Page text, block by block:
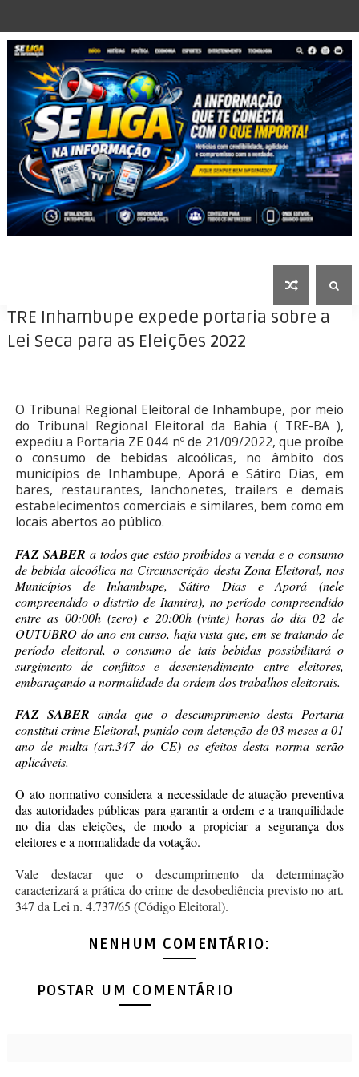
TRE Inhambupe expede portaria sobre a
Lei Seca para as Eleições 2022
O Tribunal Regional Eleitoral de Inhambupe, por meio
do Tribunal Regional Eleitoral da Bahia ( TRE-BA ),
expediu a Portaria ZE 044 nº de 21/09/2022, que proíbe
o consumo de bebidas alcoólicas, no âmbito dos
municípios de Inhambupe, Aporá e Sátiro Dias, em
bares, restaurantes, lanchonetes, trailers e demais
estabelecimentos comerciais e similares, bem como em
locais abertos ao público.
FAZ SABER a todos que estão proibidos a venda e o consumo
de bebida alcoólica na Circunscrição desta Zona Eleitoral, nos
Municípios de Inhambupe, Sátiro Dias e Aporá (nele
compreendido o distrito de Itamira), no período compreendido
entre as 00:00h (zero) e 20:00h (vinte) horas do dia 02 de
OUTUBRO do ano em curso, haja vista que, em se tratando de
período eleitoral, o consumo de tais bebidas possibilitará o
surgimento de conflitos e desentendimento entre eleitores,
embaraçando a normalidade da ordem dos trabalhos eleitorais.
FAZ SABER ainda que o descumprimento desta Portaria
constitui crime Eleitoral, punido com detenção de 03 meses a 01
ano de multa (art.347 do CE) os efeitos desta norma serão
aplicáveis.
O ato normativo considera a necessidade de atuação preventiva
das autoridades públicas para garantir a ordem e a tranquilidade
no dia das eleições, de modo a propiciar a segurança dos
eleitores e a normalidade da votação.
Vale destacar que o descumprimento da determinação
caracterizará a prática do crime de desobediência previsto no art.
347 da Lei n. 4.737/65 (Código Eleitoral).
NENHUM COMENTÁRIO:
POSTAR UM COMENTÁRIO